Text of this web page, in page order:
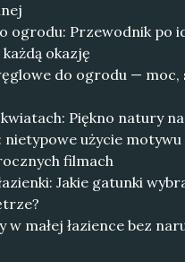
ogrodu: Przewodnik po
okazję
do ogrodu — moc,
Piękno natury
nietypowe użycie motywu
filmach
Jakie gatunki
w małej łazience bez